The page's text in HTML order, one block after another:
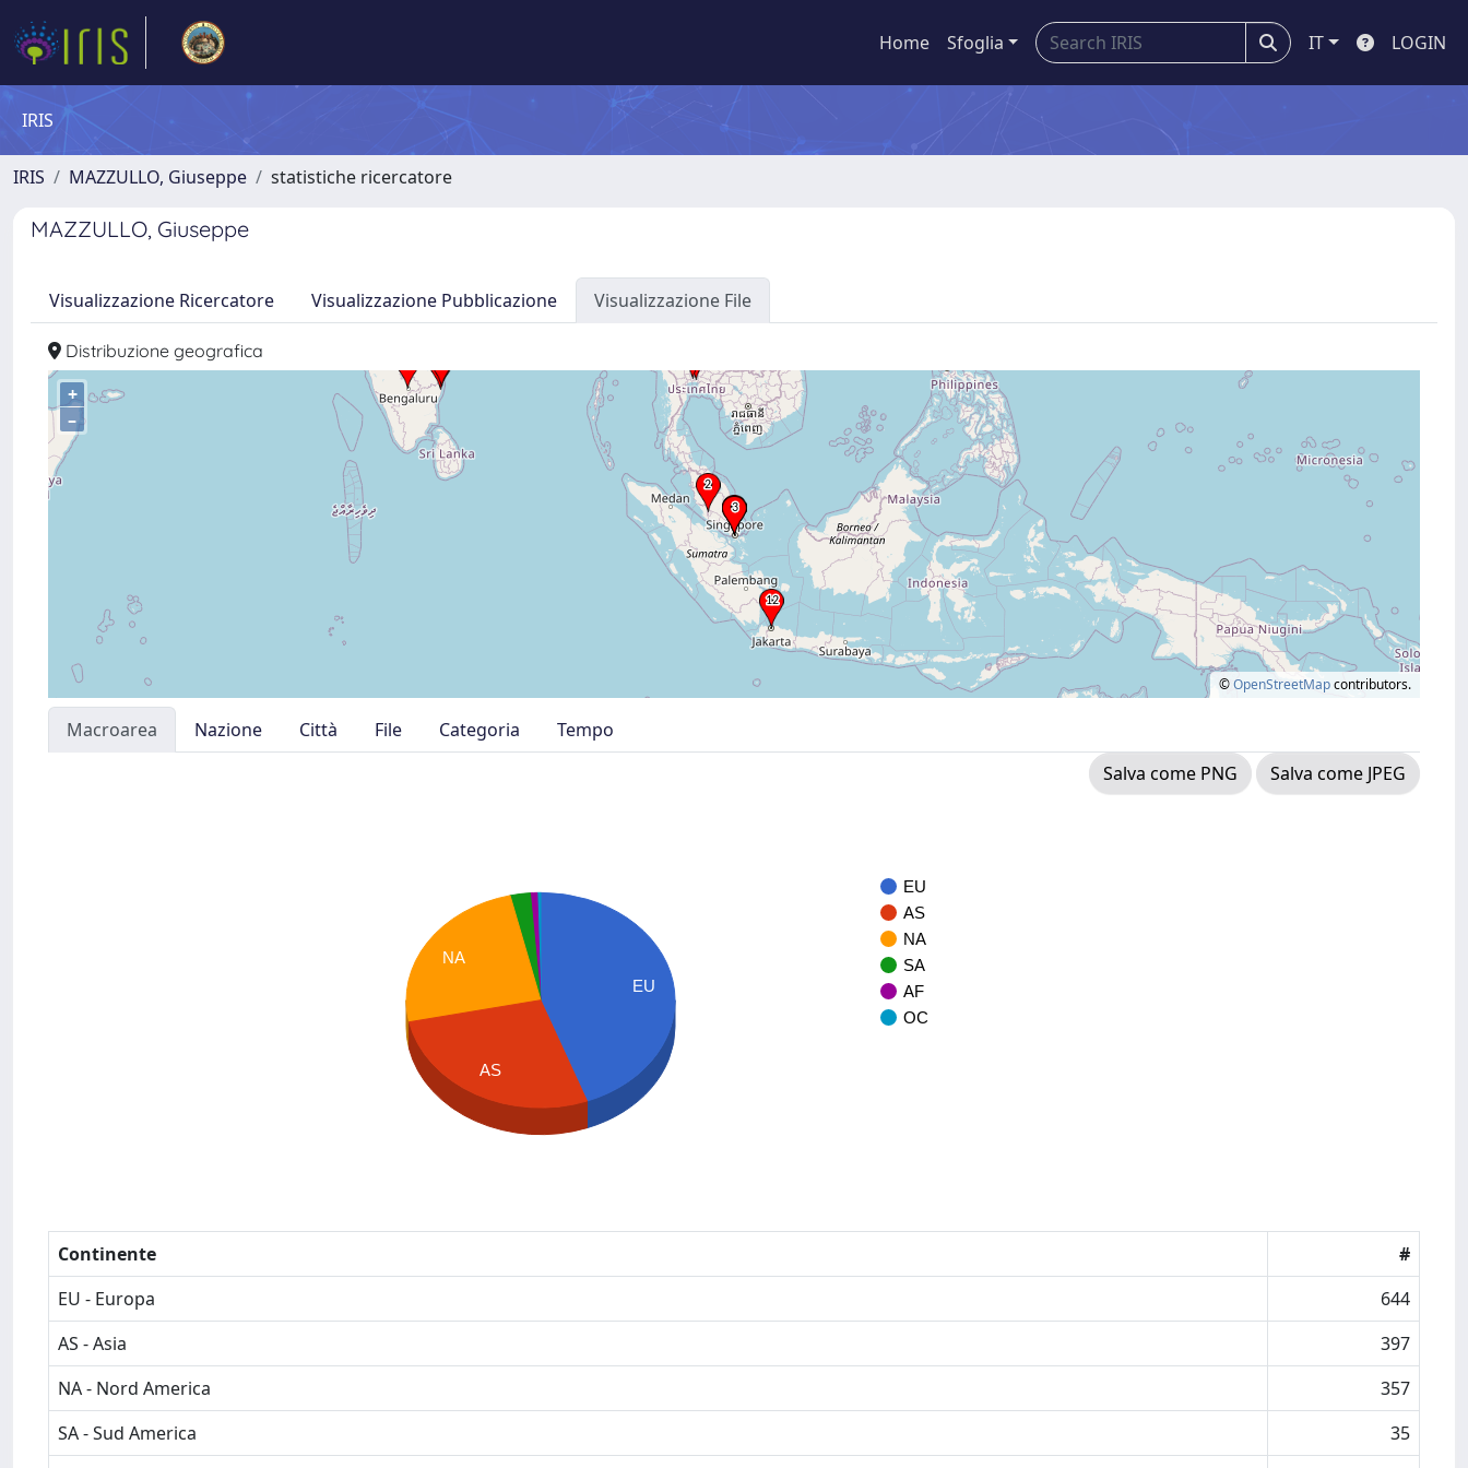
Home Sfoglia IT LOGIN
IRIS
IRIS MAZZULLO, Giuseppe statistiche ricercatore
MAZZULLO, Giuseppe
Visualizzazione Ricercatore Visualizzazione Pubblicazione Visualizzazione File
Distribuzione geografica
+
–
©OpenStreetMapcontributors.
Macroarea Nazione Città File Categoria
Tempo
Salva come PNG
Salva come JPEG
EU
AS
NA
SA
AF
OC
EU
NA
AS
Continente
#
EU - Europa
644
AS - Asia
397
NA - Nord America
357
SA - Sud America
35